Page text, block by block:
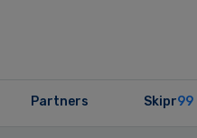
Partners Skipr99